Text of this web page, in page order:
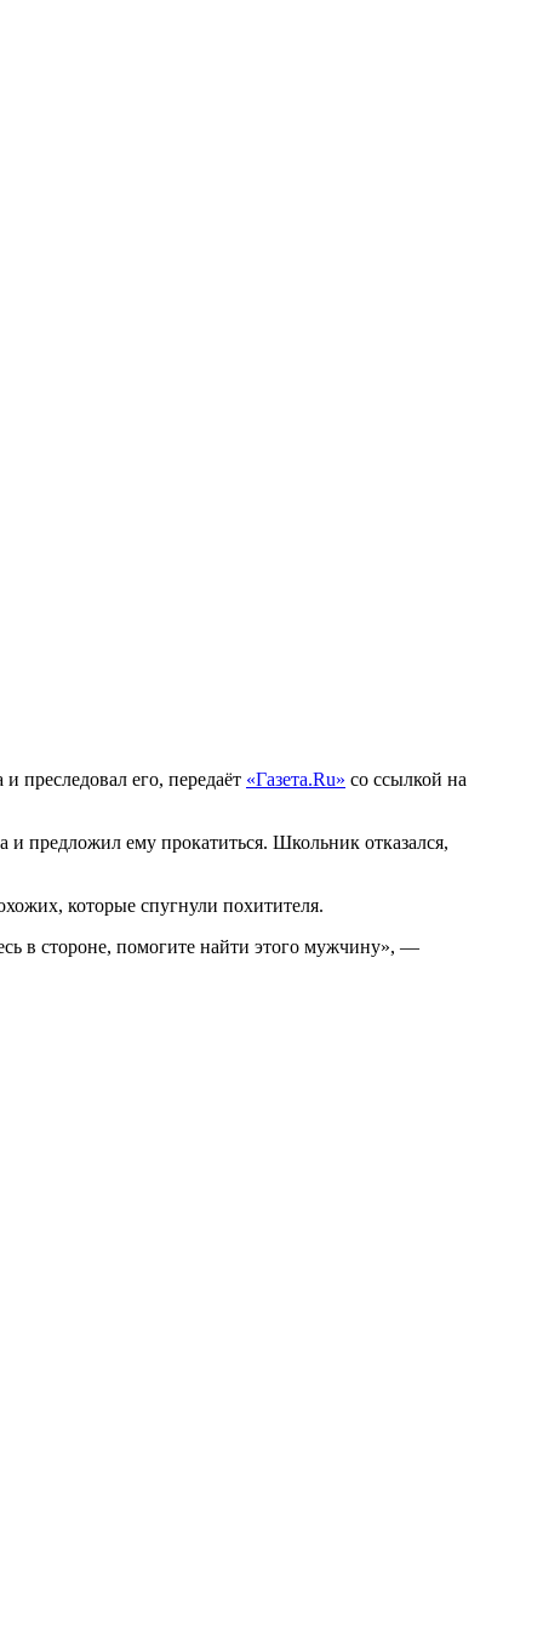
преследовал его, передаёт «Газета.Ru» со ссылкой на
предложил ему прокатиться. Школьник отказался,
которые спугнули похитителя.
в стороне, помогите найти этого мужчину», —